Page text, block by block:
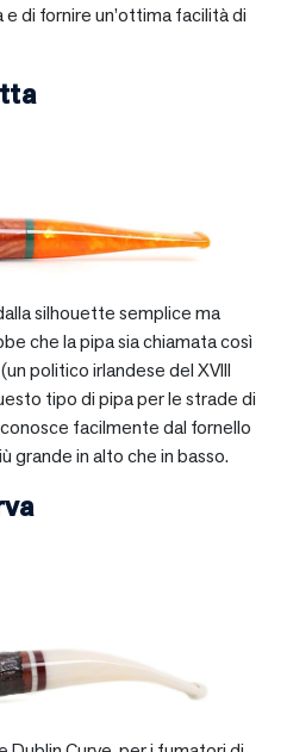
di fornire un’ottima facilità di
silhouette semplice ma
che la pipa sia chiamata così
politico irlandese del XVIII
tipo di pipa per le strade di
facilmente dal fornello
grande in alto che in basso.